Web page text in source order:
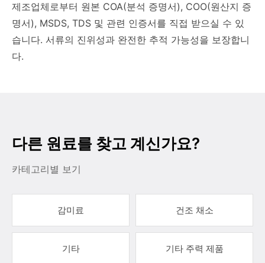
제조업체로부터 원본 COA(분석 증명서), COO(원산지 증
명서), MSDS, TDS 및 관련 인증서를 직접 받으실 수 있
습니다. 서류의 진위성과 완전한 추적 가능성을 보장합니
다.
다른 원료를 찾고 계신가요?
카테고리별 보기
감미료 건조 채소
기타 기타 주력 제품